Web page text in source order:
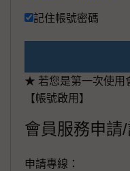
記住帳號密碼
★ 若您是第一次使用
【帳號啟用】
會員服務申請/
申請專線：